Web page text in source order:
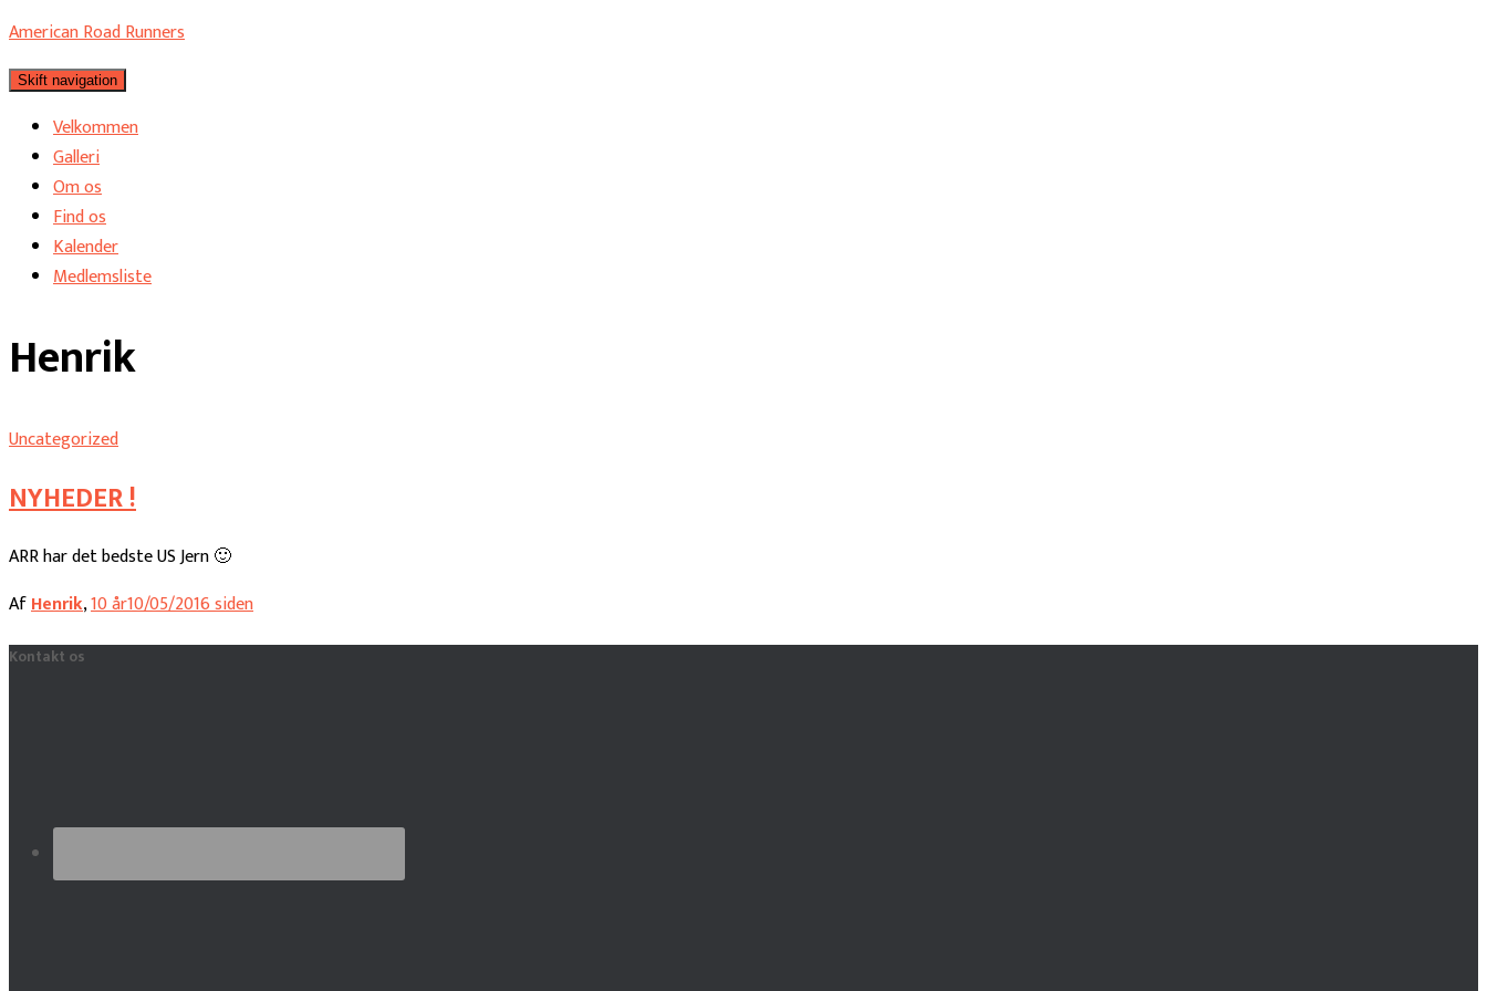
American Road Runners
Skift navigation
Velkommen
Galleri
Om os
Find os
Kalender
Medlemsliste
Henrik
Uncategorized
NYHEDER !
ARR har det bedste US Jern 🙂
AfHenrik,10 år10/05/2016siden
Kontakt os